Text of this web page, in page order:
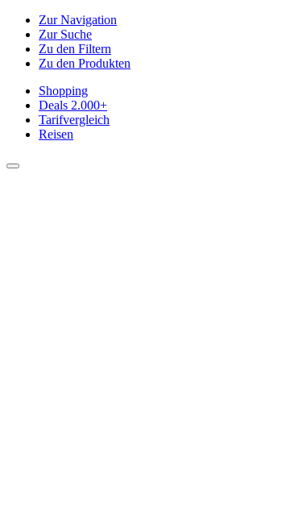
Zur Navigation
Zur Suche
Zu den Filtern
Zu den Produkten
Shopping
Deals 2.000+
Tarifvergleich
Reisen